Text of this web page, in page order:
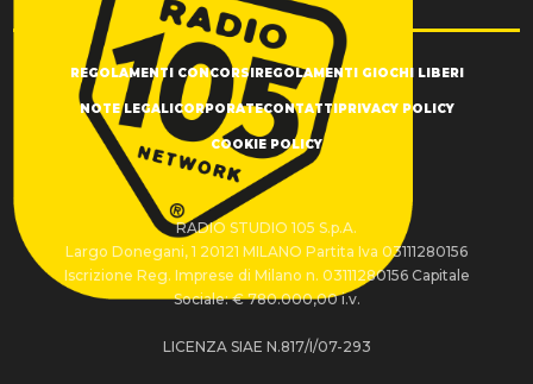
REGOLAMENTI CONCORSIREGOLAMENTI GIOCHI LIBERI
NOTE LEGALICORPORATECONTATTIPRIVACY POLICY
COOKIE POLICY
RADIO STUDIO 105 S.p.A.
Largo Donegani, 1 20121 MILANO Partita Iva 03111280156
Iscrizione Reg. Imprese di Milano n. 03111280156 Capitale
Sociale: € 780.000,00 i.v.
LICENZA SIAE N.817/I/07-293